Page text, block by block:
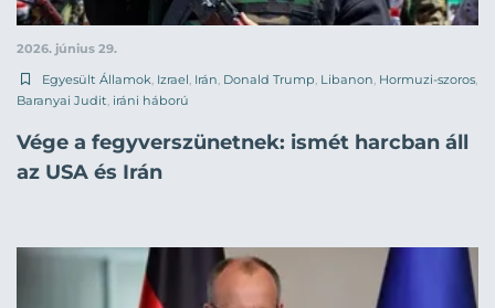
2026. június 29.
Egyesült Államok, Izrael, Irán, Donald Trump, Libanon, Hormuzi-szoros,
Baranyai Judit, iráni háború
Vége a fegyverszünetnek: ismét harcban áll
az USA és Irán